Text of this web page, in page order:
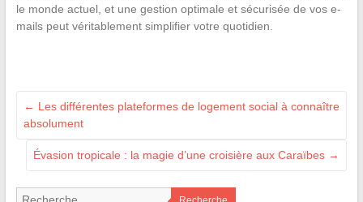
le monde actuel, et une gestion optimale et sécurisée de vos e-
mails peut véritablement simplifier votre quotidien.
← Les différentes plateformes de logement social à connaître
absolument
Évasion tropicale : la magie d’une croisière aux Caraïbes →